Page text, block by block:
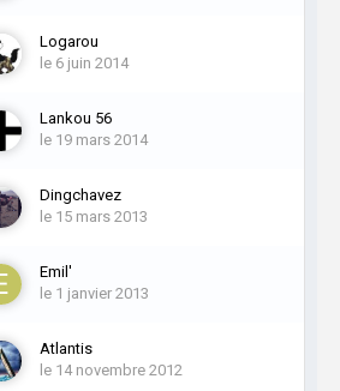
Logarou
le 6 juin 2014
Lankou 56
le 19 mars 2014
Dingchavez
le 15 mars 2013
Emil'
le 1 janvier 2013
Atlantis
le 14 novembre 2012